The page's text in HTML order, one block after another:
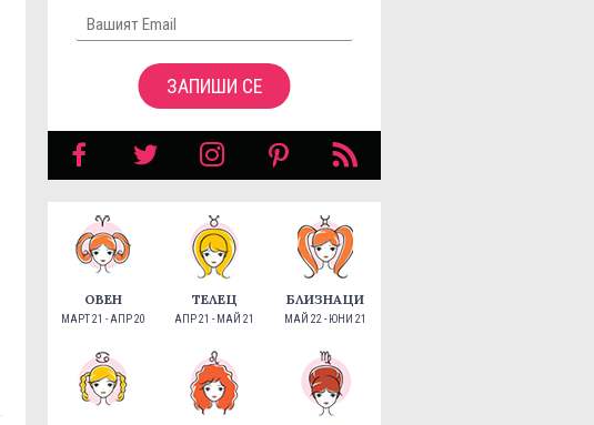
ЗАПИШИ СЕ
ОВЕН
МАРТ 21 - АПР 20
ТЕЛЕЦ
АПР 21 - МАЙ 21
БЛИЗНАЦИ
МАЙ 22 - ЮНИ 21